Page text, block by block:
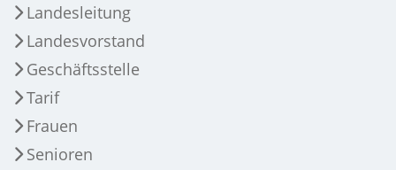
Landesleitung
Landesvorstand
Geschäftsstelle
Tarif
Frauen
Senioren